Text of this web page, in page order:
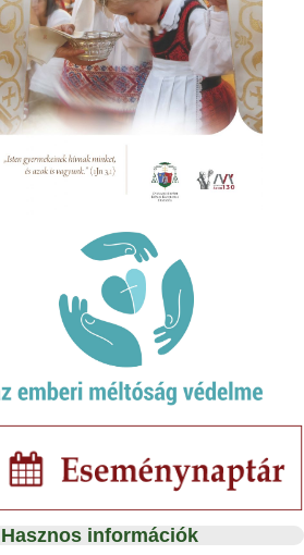
Hasznos információk